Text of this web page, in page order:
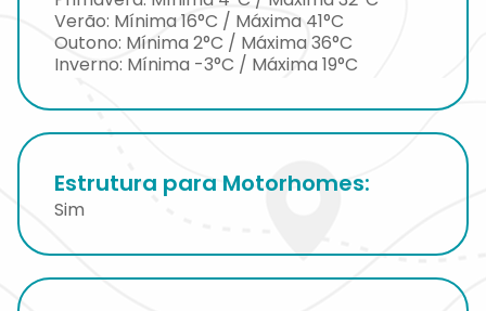
Verão: Mínima 16°C / Máxima 41°C
Outono: Mínima 2°C / Máxima 36°C
Inverno: Mínima -3°C / Máxima 19°C
Estrutura para Motorhomes:
Sim